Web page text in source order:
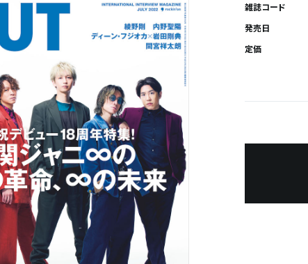
雑誌コード
発売日
定価